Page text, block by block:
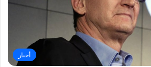
أخبار